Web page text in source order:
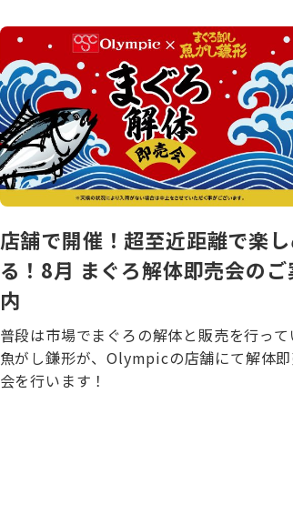
店舗で開催！超至近距離で楽
る！8月 まぐろ解体即売会のご
内
普段は市場でまぐろの解体と販売を行って
魚がし鎌形が、Olympicの店舗にて解体
会を行います！